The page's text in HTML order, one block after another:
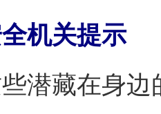
机关提示
藏在身边